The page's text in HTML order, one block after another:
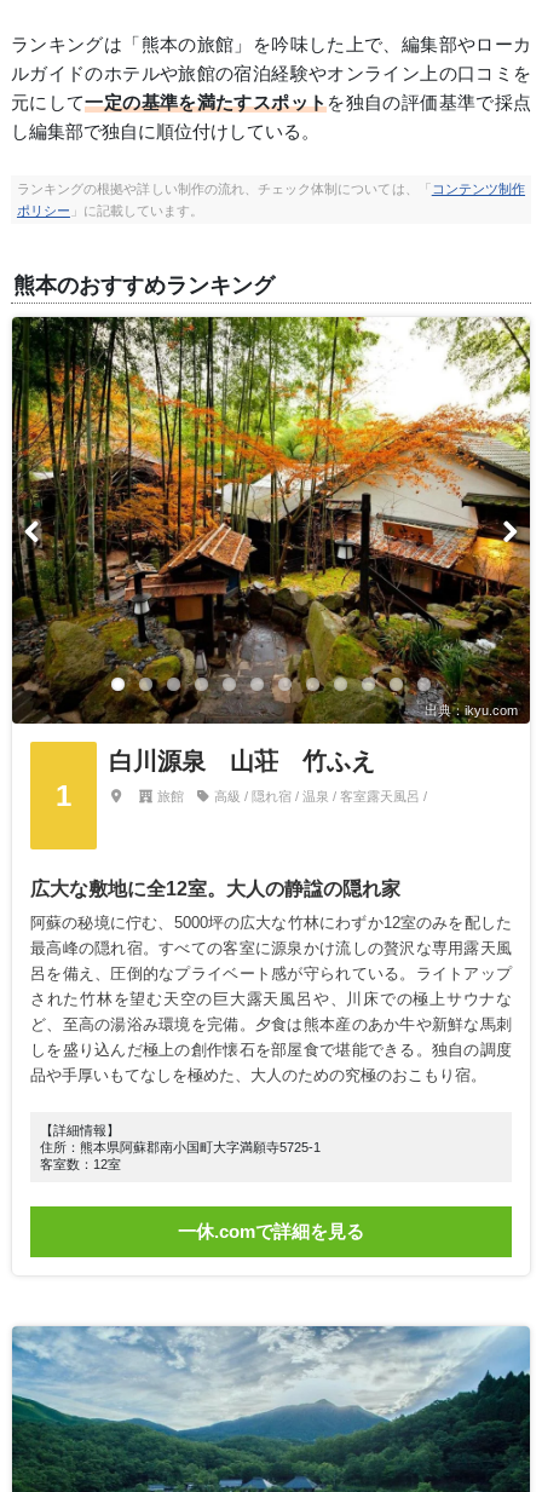
ランキングは「熊本の旅館」を吟味した上で、編集部やローカ
ルガイドのホテルや旅館の宿泊経験やオンライン上の口コミを
元にして一定の基準を満たすスポットを独自の評価基準で採点
し編集部で独自に順位付けしている。
ランキングの根拠や詳しい制作の流れ、チェック体制については、「 コンテンツ制作
ポリシー 」に記載しています。
熊本のおすすめランキング
出典：ikyu.com
1
白川源泉 山荘 竹ふえ
旅館 高級 / 隠れ宿 / 温泉 / 客室露天風呂 /
広大な敷地に全12室。大人の静諡の隠れ家
阿蘇の秘境に佇む、5000坪の広大な竹林にわずか12室のみを配した
最高峰の隠れ宿。すべての客室に源泉かけ流しの贅沢な専用露天風
呂を備え、圧倒的なプライベート感が守られている。ライトアップ
された竹林を望む天空の巨大露天風呂や、川床での極上サウナな
ど、至高の湯浴み環境を完備。夕食は熊本産のあか牛や新鮮な馬刺
しを盛り込んだ極上の創作懐石を部屋食で堪能できる。独自の調度
品や手厚いもてなしを極めた、大人のための究極のおこもり宿。
【詳細情報】
住所：熊本県阿蘇郡南小国町大字満願寺5725-1
客室数：12室
一休.comで詳細を見る